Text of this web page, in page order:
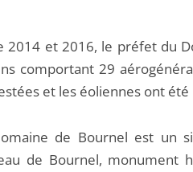
2014 et 2016, le préfet du
comportant 29
et les éoliennes ont été
de Bournel est un
de Bournel, monument